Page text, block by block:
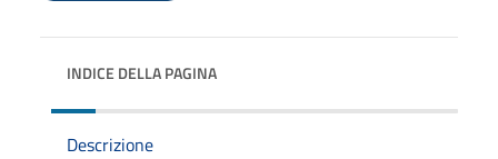
INDICE DELLA PAGINA
Descrizione